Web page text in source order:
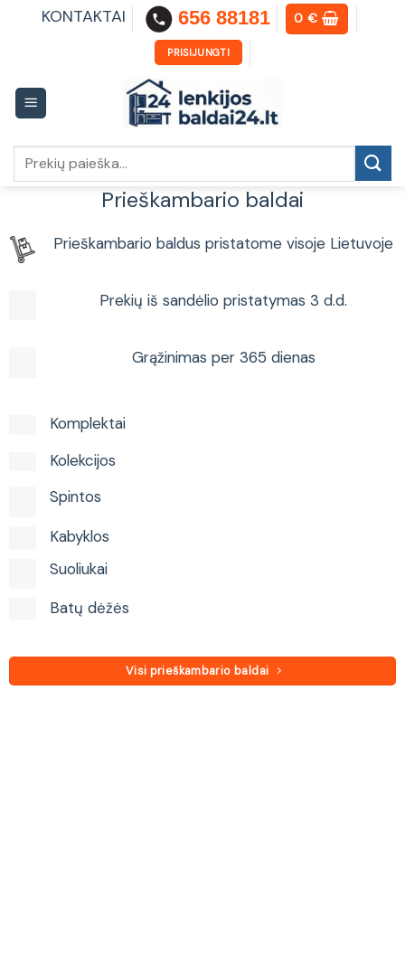
KONTAKTAI 656 88181 0€
PRISIJUNGTI
Prieškambario baldai
Prieškambario baldus pristatome visoje Lietuvoje
Prekių iš sandėlio pristatymas 3 d.d.
Grąžinimas per 365 dienas
Komplektai
Kolekcijos
Spintos
Kabyklos
Suoliukai
Batų dėžės
Visi prieškambario baldai